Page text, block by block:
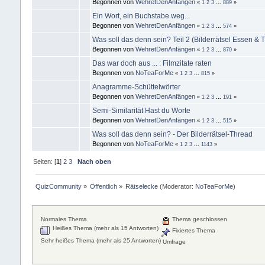
Begonnen von WehretDenAnfängen « 1 2 3 889»
Ein Wort, ein Buchstabe weg...
Begonnen von WehretDenAnfängen « 1 2 3 574»
Was soll das denn sein? Teil 2 (Bilderrätsel Essen &
Begonnen von WehretDenAnfängen « 1 2 3 870»
Das war doch aus ... : Filmzitate raten
Begonnen von NoTeaForMe « 1 2 3 815»
Anagramme-Schüttelwörter
Begonnen von WehretDenAnfängen « 1 2 3 191 »
Semi-Similarität Hast du Worte
Begonnen von WehretDenAnfängen « 1 2 3 515»
Was soll das denn sein? - Der Bilderrätsel-Thread
Begonnen von NoTeaForMe « 1 2 3 1143»
Seiten: [1] 2 3 Nach oben
QuizCommunity» Öffentlich » Rätselecke (Moderator: NoTeaForMe)
Normales Thema
Heißes Thema (mehr als 15 Antworten)
Sehr heißes Thema (mehr als 25 Antworten)
Thema geschlossen
Fixiertes Thema
Umfrage